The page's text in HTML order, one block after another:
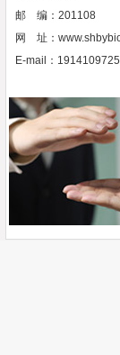
邮 编：201108
网 址：
E-mail：